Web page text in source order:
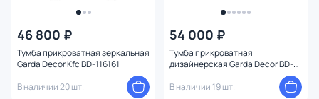
46 800 ₽
Тумба прикроватная зеркальная
Garda Decor Kfc BD-116161
В наличии 20 шт.
54 000 ₽
Тумба прикроватная
дизайнерская Garda Decor BD-
В наличии 19 шт.